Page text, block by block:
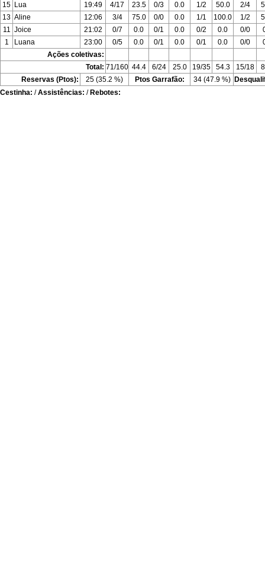
15 Lua 19:49 4/17 23.5 0/3 0.0 1/2 50.0 2/4
13 Aline 12:06 3/4 75.0 0/0 0.0 1/1 100.0 1/2
11 Joice 21:02 0/7 0.0 0/1 0.0 0/2 0.0 0/0
1
Luana 23:00 0/5 0.0 0/1 0.0 0/1 0.0 0/0
Ações coletivas:
Total: 71/160 44.4 6/24 25.0 19/35 54.3 15/18
Reservas (Ptos):
25 (35.2 %) Ptos Garrafão: 34 (47.9 %)
Cestinha: /Assistências: / Rebotes: